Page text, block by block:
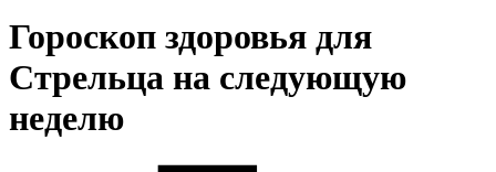
Гороскоп здоровья для
Стрельца на следующую
неделю